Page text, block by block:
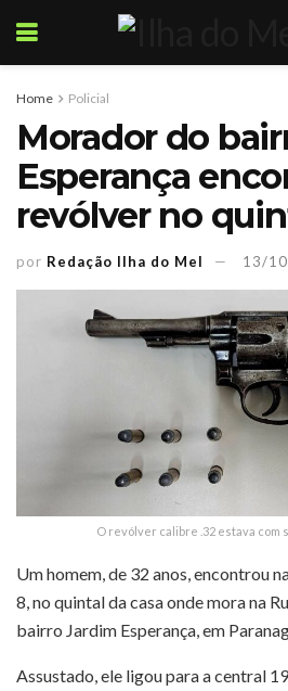
Home Policial
Morador do
Esperança
revólver no
por Redação Ilha do Mel 13/
O revólver calibre .32 estava com
Um homem, de 32 anos, encontrou
8, no quintal da casa onde mora na
bairro Jardim Esperança, em
Assustado, ele ligou para a central